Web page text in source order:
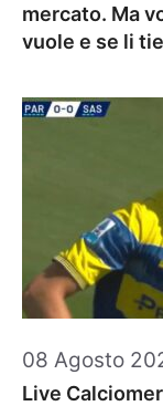
mercato. Ma
vuole e se li
08 Agosto
Live